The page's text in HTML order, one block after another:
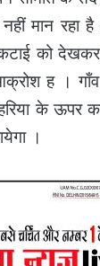
नहीं मान
को
ह ।
के ऊपर
।